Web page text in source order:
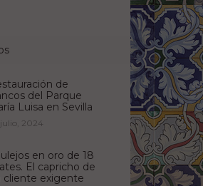
de
del Parque
Luisa en Sevilla
2024
en oro de 18
El capricho de
cliente exigente